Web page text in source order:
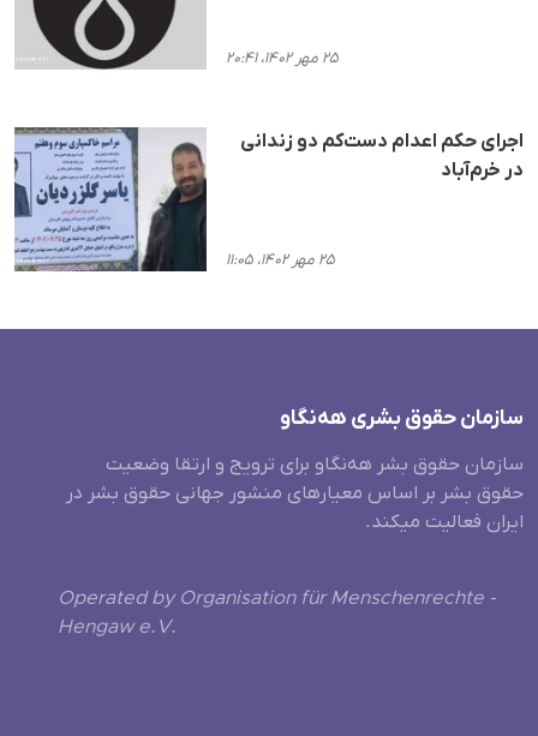
۲۵ مهر ۱۴۰۲، ۲۰:۴۱
اجرای حکم اعدام دست‌کم دو زندانی
در خرم‌آباد
۲۵ مهر ۱۴۰۲، ۱۱:۰۵
سازمان حقوق بشری هەنگاو
سازمان حقوق بشر هه‌نگاو برای ترویج و ارتقا وضعیت
حقوق بشر بر اساس معیارهای منشور جهانی حقوق بشر در
ایران فعالیت میکند.
Operated by Organisation für Menschenrechte -
Hengaw e.V.